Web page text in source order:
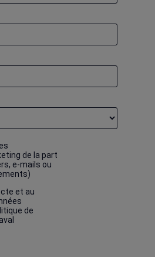
de la part
e-mails ou
et au
de